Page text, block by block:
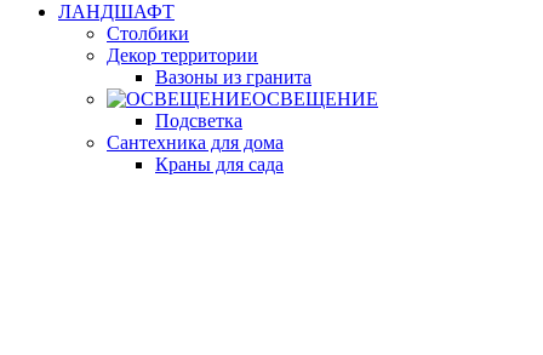
ЛАНДШАФТ
Столбики
Декор территории
Вазоны из гранита
ОСВЕЩЕНИЕ
Подсветка
Сантехника для дома
Краны для сада